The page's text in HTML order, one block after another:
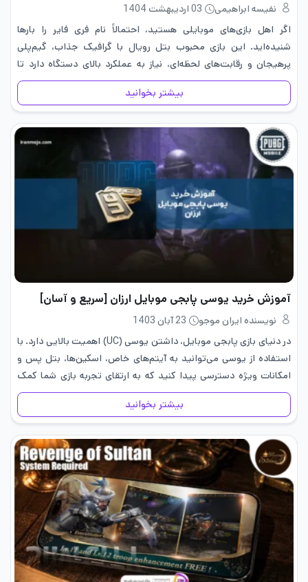
نفیسه ابراهیمی
03 اردیبهشت 1404
اگر اهل بازی‌های موبایلی هستید، احتمالاً نام فری فایر را بارها
شنیده‌اید. این بازی محبوب بتل رویال با گرافیک جذاب، گیم‌پلی
پرهیجان و رقابت‌های لحظه‌ای، نیاز به عملکرد بالای دستگاه دارد تا
تجربه‌ای روان و بدون لگ برای بازیکن فراهم…
بیشتر بخوانید
آموزش خرید یوسی پابجی موبایل ارزان [سریع و آسان]
نویسنده ایران موجو
23 آبان 1403
در دنیای بازی پابجی موبایل، داشتن یوسی (UC) اهمیت بالایی دارد. با
استفاده از یوسی می‌توانید به آیتم‌های خاص، اسکین‌ها، بتل پس و
امکانات ویژه دسترسی پیدا کنید که به ارتقای تجربه بازی شما کمک
می‌کنند. اما یکی از دغدغه‌های…
بیشتر بخوانید